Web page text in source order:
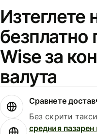
Изтеглете
Wise за
валута
Сравнете
Без скрити
средния пазарен